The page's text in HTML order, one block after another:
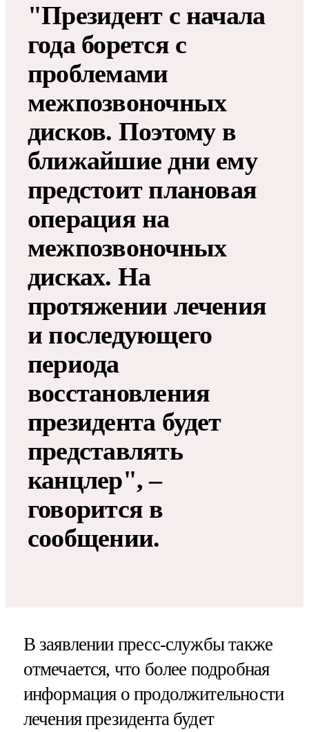
"Президент с начала
года борется с
проблемами
межпозвоночных
дисков​​​. Поэтому в
ближайшие дни ему
предстоит плановая
операция на
межпозвоночных
дисках. На
протяжении лечения
и последующего
периода
восстановления
президента будет
представлять
канцлер", –
говорится в
сообщении.
В заявлении пресс-службы также
отмечается, что более подробная
информация о продолжительности
лечения президента будет